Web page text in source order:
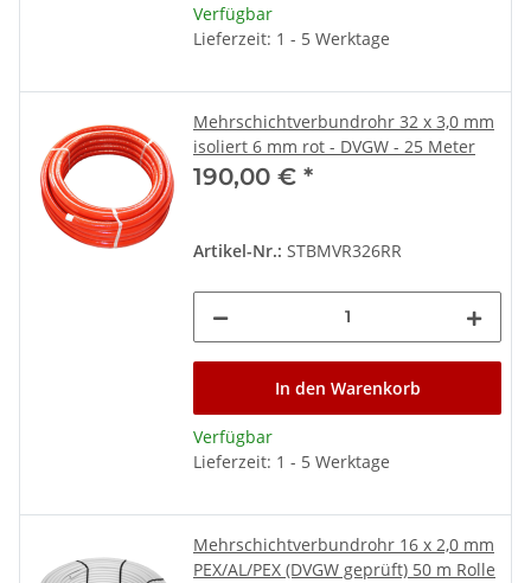
Verfügbar
Lieferzeit: 1 - 5 Werktage
Mehrschichtverbundrohr 32 x 3,0 mm
isoliert 6 mm rot - DVGW - 25 Meter
190,00 € *
Artikel-Nr.: STBMVR326RR
In den Warenkorb
Verfügbar
Lieferzeit: 1 - 5 Werktage
Mehrschichtverbundrohr 16 x 2,0 mm
PEX/AL/PEX (DVGW geprüft) 50 m Rolle